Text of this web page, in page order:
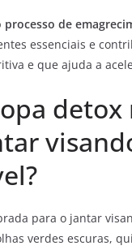
de
essenciais e
e que ajuda a
para o jantar
verdes escuras,